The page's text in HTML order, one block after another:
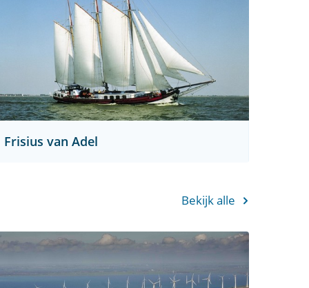
Frisius van Adel
Bekijk alle